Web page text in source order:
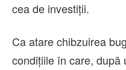
cea de investiţii.
Ca atare chibzuirea
condiţiile în care, după